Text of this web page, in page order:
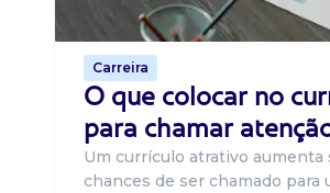
Carreira
O que colocar no
para chamar
Um currículo atrativo aumenta
chances de ser chamado para